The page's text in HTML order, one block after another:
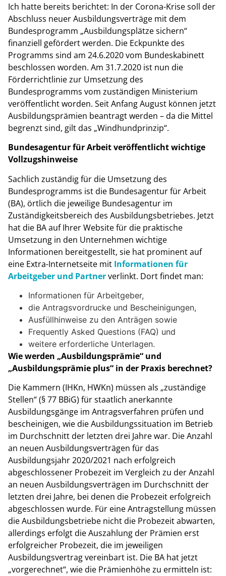
Ich hatte bereits berichtet: In der Corona-Krise soll der
Abschluss neuer Ausbildungsverträge mit dem
Bundesprogramm „Ausbildungsplätze sichern“
finanziell gefördert werden. Die Eckpunkte des
Programms sind am 24.6.2020 vom Bundeskabinett
beschlossen worden. Am 31.7.2020 ist nun die
Förderrichtlinie zur Umsetzung des
Bundesprogramms vom zuständigen Ministerium
veröffentlicht worden. Seit Anfang August können jetzt
Ausbildungsprämien beantragt werden – da die Mittel
begrenzt sind, gilt das „Windhundprinzip“.
Bundesagentur für Arbeit veröffentlicht wichtige
Vollzugshinweise
Sachlich zuständig für die Umsetzung des
Bundesprogramms ist die Bundesagentur für Arbeit
(BA), örtlich die jeweilige Bundesagentur im
Zuständigkeitsbereich des Ausbildungsbetriebes. Jetzt
hat die BA auf Ihrer Website für die praktische
Umsetzung in den Unternehmen wichtige
Informationen bereitgestellt, sie hat prominent auf
eine Extra-Internetseite mit Informationen für
Arbeitgeber und Partnerverlinkt. Dort findet man:
Informationen für Arbeitgeber,
die Antragsvordrucke und Bescheinigungen,
Ausfüllhinweise zu den Anträgen sowie
Frequently Asked Questions (FAQ) und
weitere erforderliche Unterlagen.
Wie werden „Ausbildungsprämie“ und
„Ausbildungsprämie plus“ in der Praxis berechnet?
Die Kammern (IHKn, HWKn) müssen als „zuständige
Stellen“ (§ 77 BBiG) für staatlich anerkannte
Ausbildungsgänge im Antragsverfahren prüfen und
bescheinigen, wie die Ausbildungssituation im Betrieb
im Durchschnitt der letzten drei Jahre war. Die Anzahl
an neuen Ausbildungsverträgen für das
Ausbildungsjahr 2020/2021 nach erfolgreich
abgeschlossener Probezeit im Vergleich zu der Anzahl
an neuen Ausbildungsverträgen im Durchschnitt der
letzten drei Jahre, bei denen die Probezeit erfolgreich
abgeschlossen wurde. Für eine Antragstellung müssen
die Ausbildungsbetriebe nicht die Probezeit abwarten,
allerdings erfolgt die Auszahlung der Prämien erst
erfolgreicher Probezeit, die im jeweiligen
Ausbildungsvertrag vereinbart ist. Die BA hat jetzt
„vorgerechnet“, wie die Prämienhöhe zu ermitteln ist: